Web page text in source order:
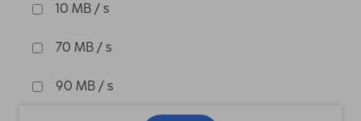
10 MB / s
70 MB / s
90 MB / s